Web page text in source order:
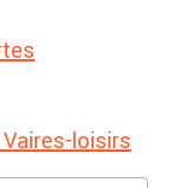
loisirs